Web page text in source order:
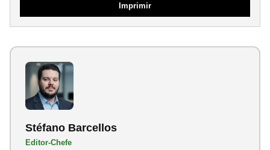
Imprimir
Stéfano Barcellos
Editor-Chefe